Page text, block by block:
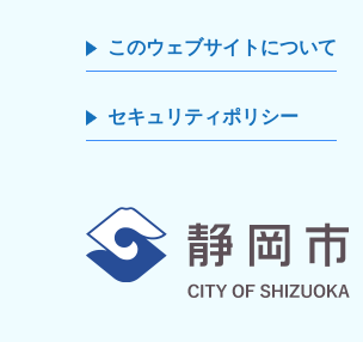
このウェブサイトについて
セキュリティポリシー